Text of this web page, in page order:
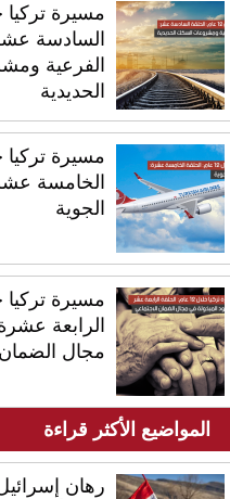
السادسة
الفرعية
الحديدية
الخامسة
الجوية
الرابعة
مجال
المواضيع الأكثر قراءة
رهان